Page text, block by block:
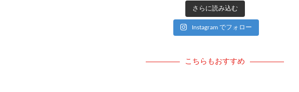
さらに読み込む
Instagram でフォロー
こちらもおすすめ